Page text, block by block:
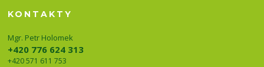
KONTAKTY
Mgr. Petr Holomek
+420 776 624 313
+420 571 611 753